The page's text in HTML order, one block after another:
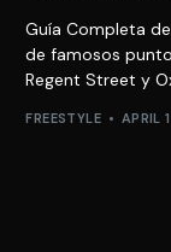
Guía Completa
de famosos
Regent Street y
FREESTYLE APRIL